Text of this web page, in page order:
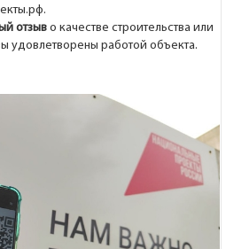
отзыв о качестве строительства или
удовлетворены работой объекта.